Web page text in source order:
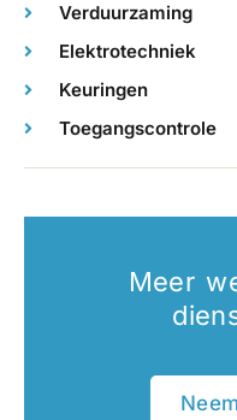
Verduurzaming
Elektrotechniek
Keuringen
Toegangscontrole
Meer